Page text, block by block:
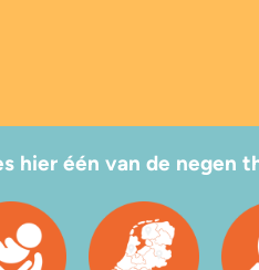
hier één van de negen